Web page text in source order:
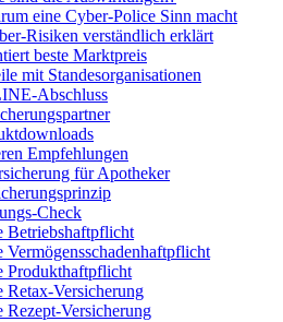
eine Cyber-Police Sinn macht
Risiken verständlich erklärt
beste Marktpreis
mit Standesorganisationen
Abschluss
Empfehlungen
für Apotheker
Check
Betriebshaftpflicht
Vermögensschadenhaftpflicht
Produkthaftpflicht
Retax-Versicherung
Rezept-Versicherung